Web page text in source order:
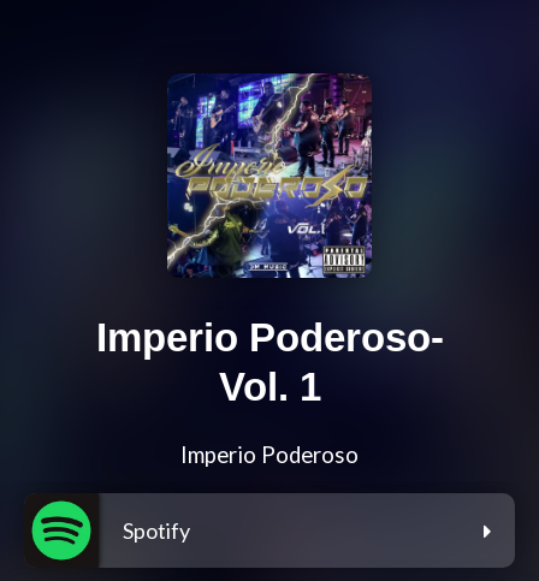
Imperio Poderoso-
Vol. 1
Imperio Poderoso
Spotify